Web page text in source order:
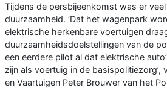
Tijdens de persbijeenkomst was er
duurzaamheid. ‘Dat het wagenpark
elektrische herkenbare voertuigen
duurzaamheidsdoelstellingen van de
een eerdere pilot al dat elektrische
zijn als voertuig in de
en Vaartuigen Peter Brouwer van het